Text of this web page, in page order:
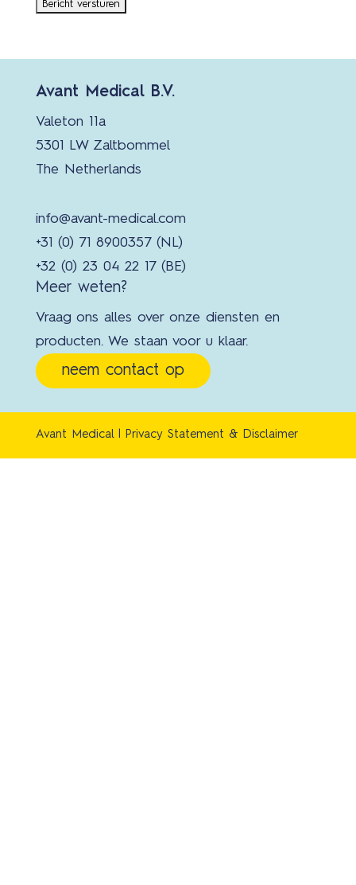
Avant Medical B.V.
Valeton 11a
5301 LW Zaltbommel
The Netherlands
info@avant-medical.com
+31 (0) 71 8900357 (NL)
+32 (0) 23 04 22 17 (BE)
Meer weten?
Vraag ons alles over onze diensten en
producten. We staan voor u klaar.
neem contact op
Avant Medical | Privacy Statement & Disclaimer